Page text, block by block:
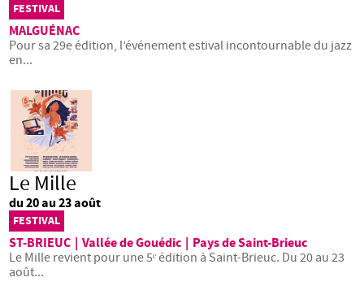
FESTIVAL
MALGUÉNAC
Pour sa 29e édition, l’événement estival incontournable du jazz
en...
Le Mille
du 20 au 23 août
FESTIVAL
ST-BRIEUC Vallée de Gouédic
Pays de Saint-Brieuc
Le Mille revient pour une 5ᵉ édition à Saint-Brieuc. Du 20 au 23
août...